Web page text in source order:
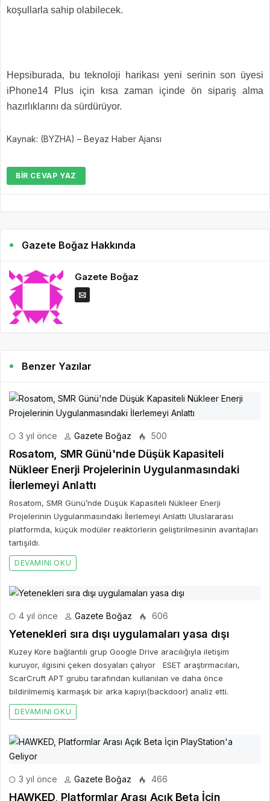
koşullarla sahip olabilecek.
Hepsiburada, bu teknoloji harikası yeni serinin son üyesi
iPhone14 Plus için kısa zaman içinde ön sipariş alma
hazırlıklarını da sürdürüyor.
Kaynak: (BYZHA) – Beyaz Haber Ajansı
BIR CEVAP YAZ
Gazete Boğaz Hakkında
Gazete Boğaz
Benzer Yazılar
3 yıl önce Gazete Boğaz 500
Rosatom, SMR Günü'nde Düşük Kapasiteli
Nükleer Enerji Projelerinin Uygulanmasındaki
İlerlemeyi Anlattı
Rosatom, SMR Günü’nde Düşük Kapasiteli Nükleer Enerji
Projelerinin Uygulanmasındaki İlerlemeyi Anlattı Uluslararası
platformda, küçük modüler reaktörlerin geliştirilmesinin avantajları
tartışıldı.
DEVAMINI OKU
4 yıl önce Gazete Boğaz 606
Yetenekleri sıra dışı uygulamaları yasa dışı
Kuzey Kore bağlantılı grup Google Drive aracılığıyla iletişim
kuruyor, ilgisini çeken dosyaları çalıyor ESET araştırmacıları,
ScarCruft APT grubu tarafından kullanılan ve daha önce
bildirilmemiş karmaşık bir arka kapıyı(backdoor) analiz etti.
DEVAMINI OKU
3 yıl önce Gazete Boğaz 466
HAWKED, Platformlar Arası Açık Beta İçin